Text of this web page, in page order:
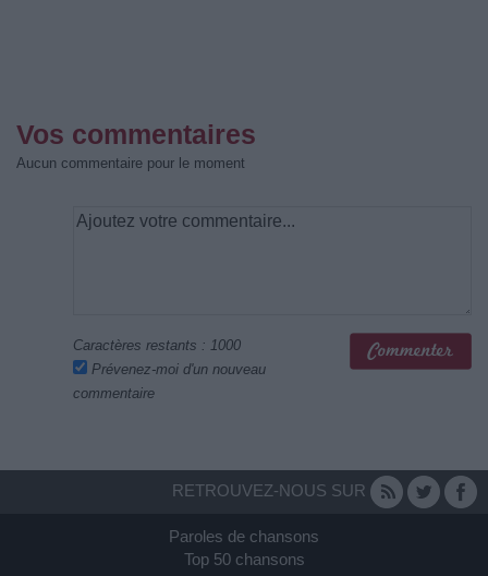
Vos commentaires
Aucun commentaire pour le moment
Caractères restants : 1000
Prévenez-moi d'un nouveau
commentaire
RETROUVEZ-NOUS SUR
Paroles de chansons
Top 50 chansons